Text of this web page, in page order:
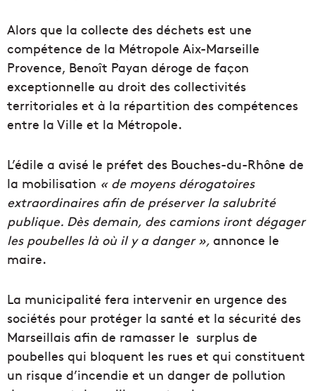
Alors que la collecte des déchets est une
compétence de la Métropole Aix-Marseille
Provence, Benoît Payan déroge de façon
exceptionnelle au droit des collectivités
territoriales et à la répartition des compétences
entre la Ville et la Métropole.
L’édile a avisé le préfet des Bouches-du-Rhône de
la mobilisation « de moyens dérogatoires
extraordinaires afin de préserver la salubrité
publique. Dès demain, des camions iront dégager
les poubelles là où il y a danger », annonce le
maire.
La municipalité fera intervenir en urgence des
sociétés pour protéger la santé et la sécurité des
Marseillais afin de ramasser le surplus de
poubelles qui bloquent les rues et qui constituent
un risque d’incendie et un danger de pollution